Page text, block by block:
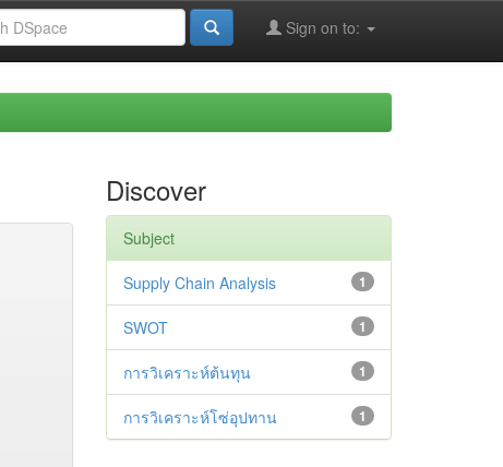
Sign on to:
Discover
Subject
1
Supply Chain Analysis
1
SWOT
1
การวิเคราะห์ต้นทุน
1
การวิเคราะห์โซ่อุปทาน